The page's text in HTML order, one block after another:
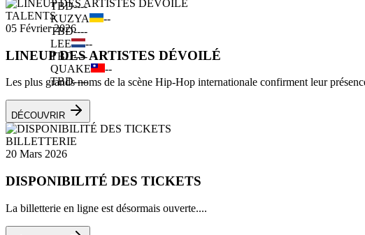
TALENTS
05 Février 2026
LINEUP DES ARTISTES DÉVOILÉ
Les plus grands noms de la scène Hip-Hop internationale confirment leur
DÉCOUVRIR
BILLETTERIE
20 Mars 2026
DISPONIBILITÉ DES TICKETS
La billetterie en ligne est désormais ouverte....
TBD----
KUZYA
--
TBD----
LEE
--
TBD----
QUAKE
--
TBD----